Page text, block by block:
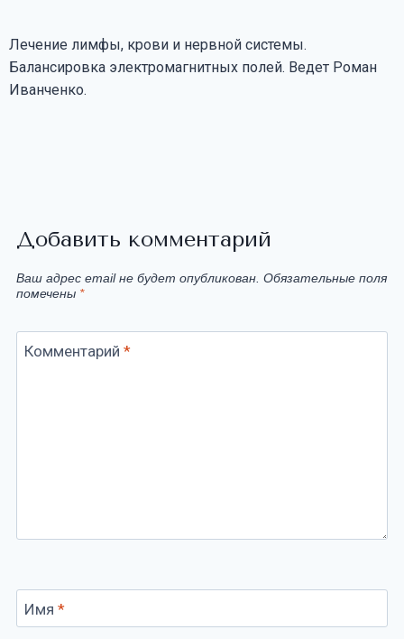
Лечение лимфы, крови и нервной системы.
Балансировка электромагнитных полей. Ведет Роман
Иванченко.
Добавить комментарий
Ваш адрес email не будет опубликован. Обязательные поля
помечены *
Комментарий *
Имя *